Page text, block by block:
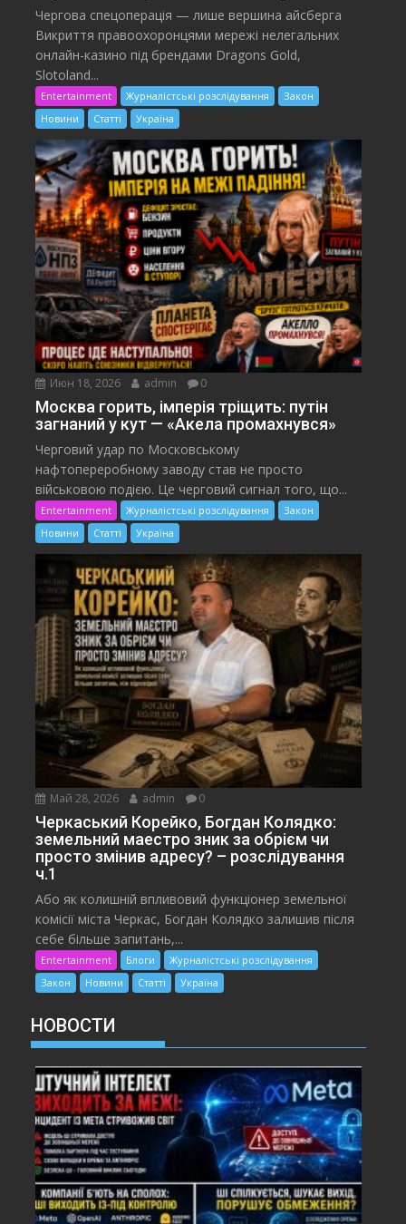
Чергова спецоперація — лише вершина айсберга
Викриття правоохоронцями мережі нелегальних
онлайн-казино під брендами Dragons Gold,
Slotoland...
Entertainment Журналістські розслідування
Закон
Новини
Статті Україна
Июн 18, 2026 admin 0
Москва горить, імперія тріщить: путін
загнаний у кут — «Акела промахнувся»
Черговий удар по Московському
нафтопереробному заводу став не просто
військовою подією. Це черговий сигнал того, що...
Entertainment Журналістські розслідування
Закон
Новини
Статті Україна
Май 28, 2026 admin 0
Черкаський Корейко, Богдан Колядко:
земельний маестро зник за обрієм чи
просто змінив адресу? – розслідування
ч.1
Або як колишній впливовий функціонер земельної
комісії міста Черкас, Богдан Колядко залишив після
себе більше запитань,...
Entertainment Блоги
Журналістські розслідування
Закон
Новини Статті Україна
НОВОСТИ